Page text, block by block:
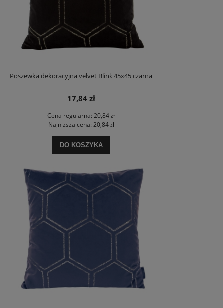
Poszewka dekoracyjna velvet Blink 45x45 czarna
17,84 zł
Cena regularna: 20,84 zł
Najniższa cena:20,84 zł
DO KOSZYKA